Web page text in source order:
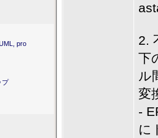
pro
プ
2.
下
ル
変
-
に